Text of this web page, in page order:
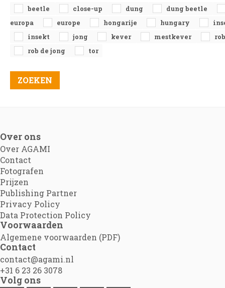
beetle close-up dung
dung beetle
europa
europe hongarije hungary
insekt
jong kever mestkever
rob
rob de jong
tor
Over ons
Over AGAMI
Contact
Fotografen
Prijzen
Publishing Partner
Privacy Policy
Data Protection Policy
Voorwaarden
Algemene voorwaarden (PDF)
Contact
contact@agami.nl
+31 6 23 26 3078
Volg ons